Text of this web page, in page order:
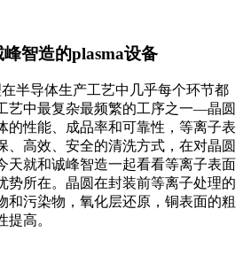
智造的plasma设备
半导体生产工艺中几乎每个环节都
艺中最复杂最频繁的工序之一—晶圆
的性能、成品率和可靠性，等离子表
、高效、安全的清洗方式，在对晶圆
天就和诚峰智造一起看看等离子表面
所在。 晶圆在封装前等离子处理的
和污染物，氧化层还原，铜表面的粗
高。